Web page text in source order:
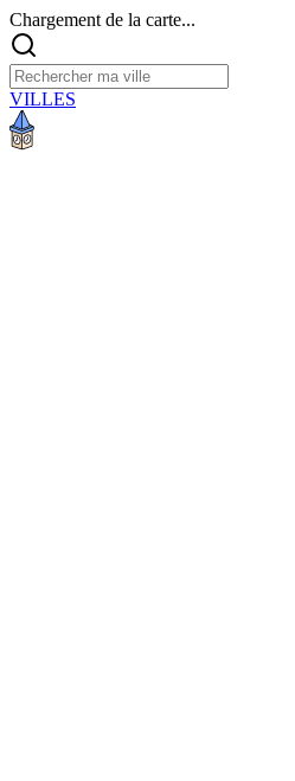
Chargement de la carte...
VILLES